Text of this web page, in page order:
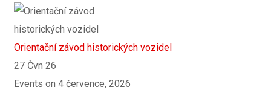
Orientační závod historických vozidel
27 Čvn 26
Events on 4 července, 2026